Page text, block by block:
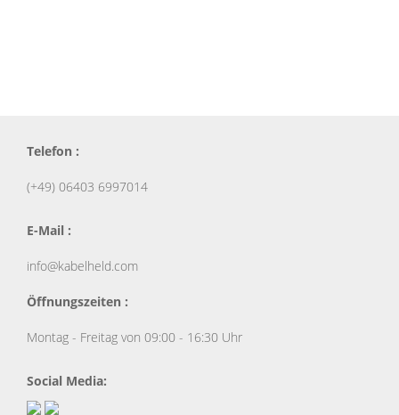
Telefon :
(+49) 06403 6997014
E-Mail :
info@kabelheld.com
Öffnungszeiten :
Montag - Freitag von 09:00 - 16:30 Uhr
Social Media: